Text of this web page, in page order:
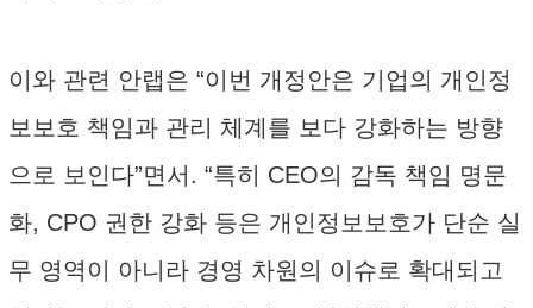
이와 관련 안랩은 “이번 개정안은 기업의 개인정
보보호 책임과 관리 체계를 보다 강화하는 방향
으로 보인다”면서. “특히 CEO의 감독 책임 명문
화, CPO 권한 강화 등은 개인정보보호가 단순 실
무 영역이 아니라 경영 차원의 이슈로 확대되고